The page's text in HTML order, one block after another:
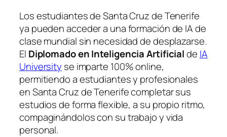
Los estudiantes de Santa Cruz de Tenerife
ya pueden acceder a una formación de IA de
clase mundial sin necesidad de desplazarse.
El Diplomado en Inteligencia Artificialde IA
University se imparte 100% online,
permitiendo a estudiantes y profesionales
en Santa Cruz de Tenerife completar sus
estudios de forma flexible, a su propio ritmo,
compaginándolos con su trabajo y vida
personal.